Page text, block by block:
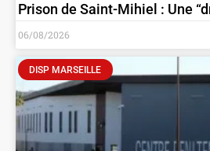
Prison de Saint-Mihiel : Une
06/08/2026
DISP MARSEILLE